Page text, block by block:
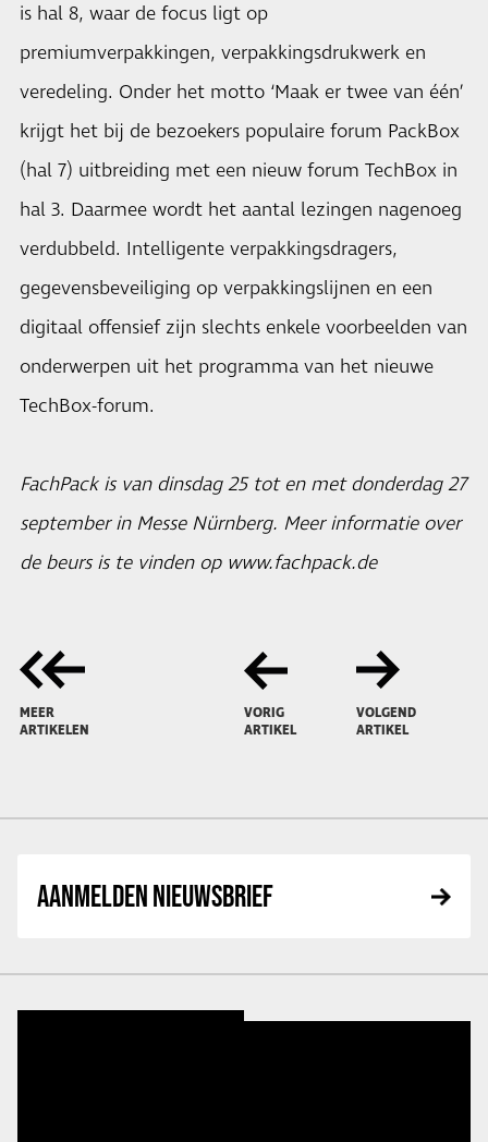
is hal 8, waar de focus ligt op
premiumverpakkingen, verpakkingsdrukwerk en
veredeling. Onder het motto ‘Maak er twee van één’
krijgt het bij de bezoekers populaire forum PackBox
(hal 7) uitbreiding met een nieuw forum TechBox in
hal 3. Daarmee wordt het aantal lezingen nagenoeg
verdubbeld. Intelligente verpakkingsdragers,
gegevensbeveiliging op verpakkingslijnen en een
digitaal offensief zijn slechts enkele voorbeelden van
onderwerpen uit het programma van het nieuwe
TechBox-forum.
FachPack is van dinsdag 25 tot en met donderdag 27
september in Messe Nürnberg. Meer informatie over
de beurs is te vinden op www.fachpack.de
MEER
ARTIKELEN
VORIG
ARTIKEL
VOLGEND
ARTIKEL
AANMELDEN NIEUWSBRIEF